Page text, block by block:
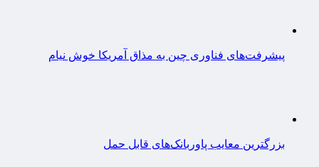
پیشرفت‌های فناوری چین به مذاق آمریکا خوش نیام
بزرگترین معایب پاوربانک‌های قابل حمل